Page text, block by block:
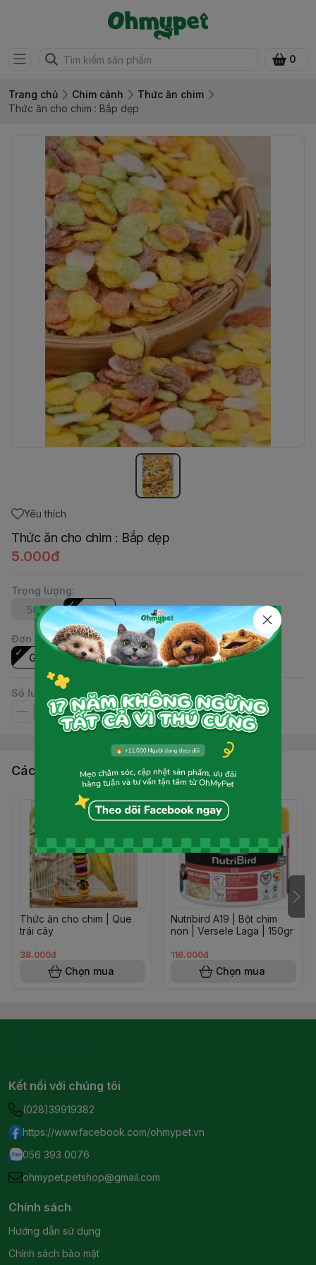
0
Trang chủ Chim cảnh
Thức ăn chim
Thức ăn cho chim : Bắp dẹp
Yêu thích
Thức ăn cho chim : Bắp dẹp
5.000đ
Trọng lượng:
50gr
5gr
Đơn vị:
Gói
Số lượng
Các sản phẩm, dịch vụ khác
Thức ăn cho chim | Que
trái cây
38.000đ
Chọn mua
Nutribird A19 | Bột chim
non | Versele Laga | 150gr
116.000đ
Chọn mua
Kết nối với chúng tôi
(028)39919382
https://www.facebook.com/ohmypet.vn
056 393 0076
ohmypet.petshop@gmail.com
Chính sách
Hướng dẫn sử dụng
Chính sách bảo mật